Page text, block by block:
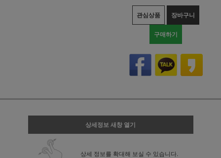
관심상품 장바구니
구매하기
상세정보 새창 열기
상세 정보를 확대해 보실 수 있습니다.